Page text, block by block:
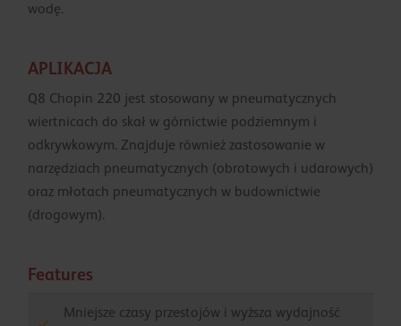
wodę.
APLIKACJA
Q8 Chopin 220 jest stosowany w pneumatycznych
wiertnicach do skał w górnictwie podziemnym i
odkrywkowym. Znajduje również zastosowanie w
narzędziach pneumatycznych (obrotowych i udarowych)
oraz młotach pneumatycznych w budownictwie
(drogowym).
Features
Mniejsze czasy przestojów i wyższa wydajność